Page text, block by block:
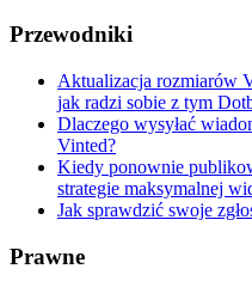
Przewodniki
Aktualizacja rozmiarów
jak radzi sobie z tym
Dlaczego wysyłać
Vinted?
Kiedy ponownie
strategie maksymalnej
Jak sprawdzić swoje
Prawne